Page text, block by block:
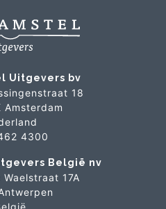
Uitgevers bv
18
Amsterdam
4300
België nv
17A